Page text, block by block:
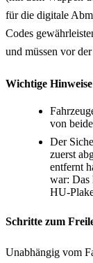
für die digitale
Codes
und müssen vor
Wichtige
von
Der
zuerst
entfernt
war: Das
HU-
Schritte zum
Unabhängig vom